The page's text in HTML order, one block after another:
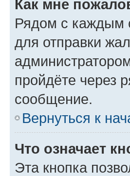
Как мне
Рядом с каждым
для отправки
пройдёте через
сообщение.
Вернуться к
Что означает
Эта кнопка